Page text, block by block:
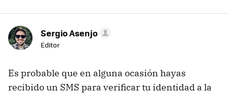
Sergio Asenjo
Editor
Es probable que en alguna ocasión hayas
recibido un SMS para verificar tu identidad a la